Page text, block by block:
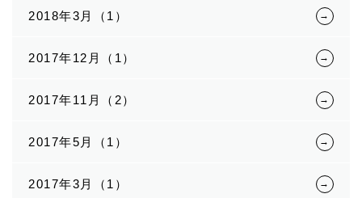
2018年3月（1）
2017年12月（1）
2017年11月（2）
2017年5月（1）
2017年3月（1）